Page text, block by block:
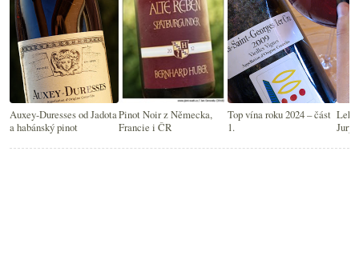
Auxey-Duresses od Jadota
a habánský pinot
Pinot Noir z Německa,
Francie i ČR
Top vína roku 2024 – část
1.
Jury